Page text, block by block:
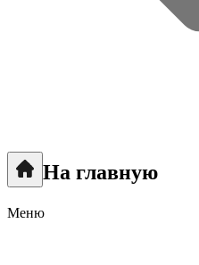
На главную
Меню